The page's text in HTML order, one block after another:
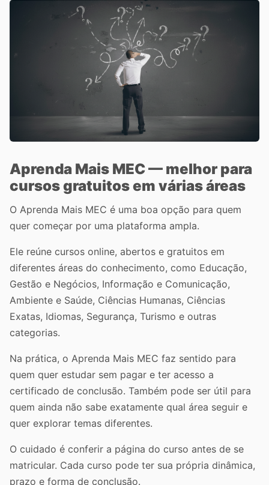
Aprenda Mais MEC — melhor para
cursos gratuitos em várias áreas
O Aprenda Mais MEC é uma boa opção para quem
quer começar por uma plataforma ampla.
Ele reúne cursos online, abertos e gratuitos em
diferentes áreas do conhecimento, como Educação,
Gestão e Negócios, Informação e Comunicação,
Ambiente e Saúde, Ciências Humanas, Ciências
Exatas, Idiomas, Segurança, Turismo e outras
categorias.
Na prática, o Aprenda Mais MEC faz sentido para
quem quer estudar sem pagar e ter acesso a
certificado de conclusão. Também pode ser útil para
quem ainda não sabe exatamente qual área seguir e
quer explorar temas diferentes.
O cuidado é conferir a página do curso antes de se
matricular. Cada curso pode ter sua própria dinâmica,
prazo e forma de conclusão.